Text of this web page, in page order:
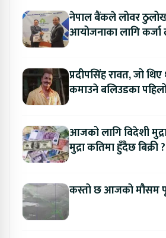
नेपाल बैंकले लोवर
आयोजनाका लागि कर्जा
प्रदीपसिंह रावत, जो
कमाउने बलिउडका
आजको लागि विदेशी
मुद्रा कतिमा हुँदैछ बिक्री ?
कस्तो छ आजको मौसम